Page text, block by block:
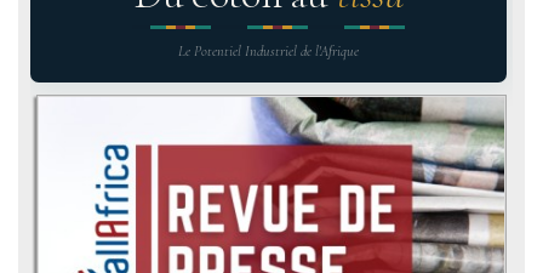
Le Potentiel Industriel de l'Afrique